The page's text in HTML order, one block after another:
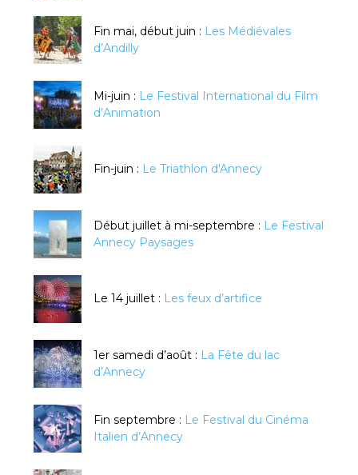
Fin mai, début juin : Les Médiévales
d’Andilly
Mi-juin : Le Festival International du Film
d’Animation
Fin-juin : Le Triathlon d'Annecy
Début juillet à mi-septembre : Le Festival
Annecy Paysages
Le 14 juillet : Les feux d’artifice
1er samedi d’août : La Fête du lac
d’Annecy
Fin septembre : Le Festival du Cinéma
Italien d’Annecy